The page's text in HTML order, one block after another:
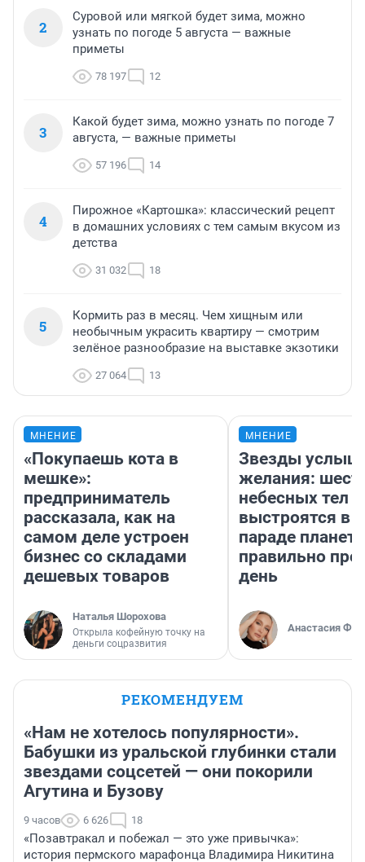
2
Суровой или мягкой будет зима, можно
узнать по погоде 5 августа — важные
приметы
78 197 12
3
Какой будет зима, можно узнать по погоде 7
августа, — важные приметы
57 196 14
4
Пирожное «Картошка»: классический рецепт
в домашних условиях с тем самым вкусом из
детства
31 032 18
5
Кормить раз в месяц. Чем хищным или
необычным украсить квартиру — смотрим
зелёное разнообразие на выставке экзотики
27 064 13
МНЕНИЕ
«Покупаешь кота в
мешке»:
предприниматель
рассказала, как на
самом деле устроен
бизнес со складами
дешевых товаров
Наталья Шорохова
Открыла кофейную точку на
деньги соцразвития
МНЕНИЕ
Звезды
желания:
небесных тел
выстроятся в
параде планет
правильно
день
Анастасия
РЕКОМЕНДУЕМ
«Нам не хотелось популярности».
Бабушки из уральской глубинки стали
звездами соцсетей — они покорили
Агутина и Бузову
9 часов 6 626 18
«Позавтракал и побежал — это уже привычка»:
история пермского марафонца Владимира Никитина